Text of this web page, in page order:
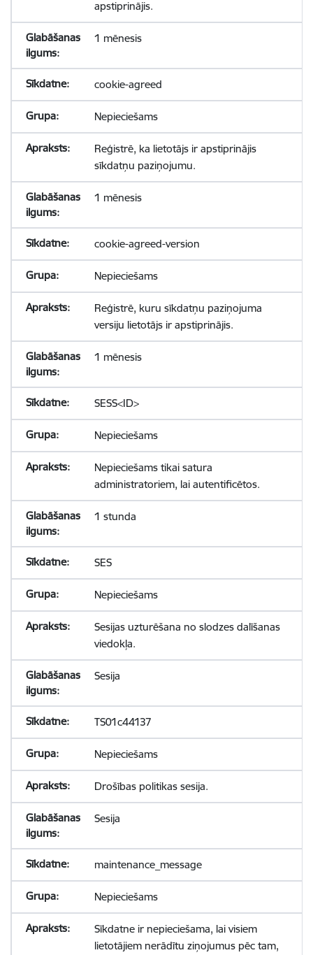
apstiprinājis.
1 mēnesis
cookie-agreed
Nepieciešams
Reģistrē, ka lietotājs ir apstiprinājis
sīkdatņu paziņojumu.
1 mēnesis
cookie-agreed-version
Nepieciešams
Reģistrē, kuru sīkdatņu paziņojuma
versiju lietotājs ir apstiprinājis.
1 mēnesis
SESS<ID>
Nepieciešams
Nepieciešams tikai satura
administratoriem, lai autentificētos.
1 stunda
SES
Nepieciešams
Sesijas uzturēšana no slodzes dalīšanas
viedokļa.
Sesija
TS01c44137
Nepieciešams
Drošības politikas sesija.
Sesija
maintenance_message
Nepieciešams
Sīkdatne ir nepieciešama, lai visiem
lietotājiem nerādītu ziņojumus pēc tam,